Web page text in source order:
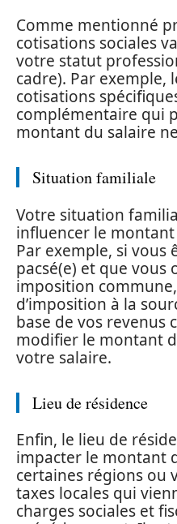
Comme mentionné
cotisations sociales
votre statut
cadre). Par exemple,
cotisations
complémentaire qui
montant du salaire
Situation familiale
Votre situation
influencer le
Par exemple, si vous
pacsé(e) et que vous
imposition
d’imposition à la
base de vos revenus
modifier le montant
votre salaire.
Lieu de résidence
Enfin, le lieu de
impacter le montant
certaines régions ou
taxes locales qui
charges sociales et